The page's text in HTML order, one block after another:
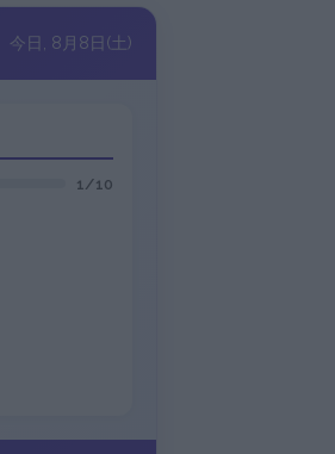
今日, 8月8日(土)
1/10